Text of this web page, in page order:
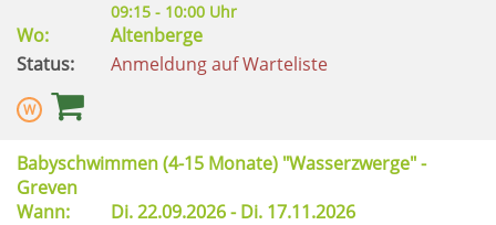
09:15 - 10:00 Uhr
Wo:
Altenberge
Status:
Anmeldung auf Warteliste
Babyschwimmen (4-15 Monate) "Wasserzwerge" -
Greven
Wann:
Di.22.09.2026 -Di. 17.11.2026